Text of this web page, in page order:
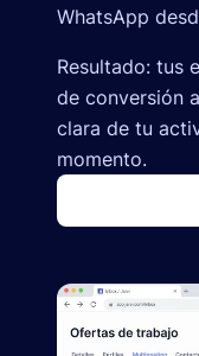
WhatsApp
Resultado: tus
de conversión
clara de tu
momento.